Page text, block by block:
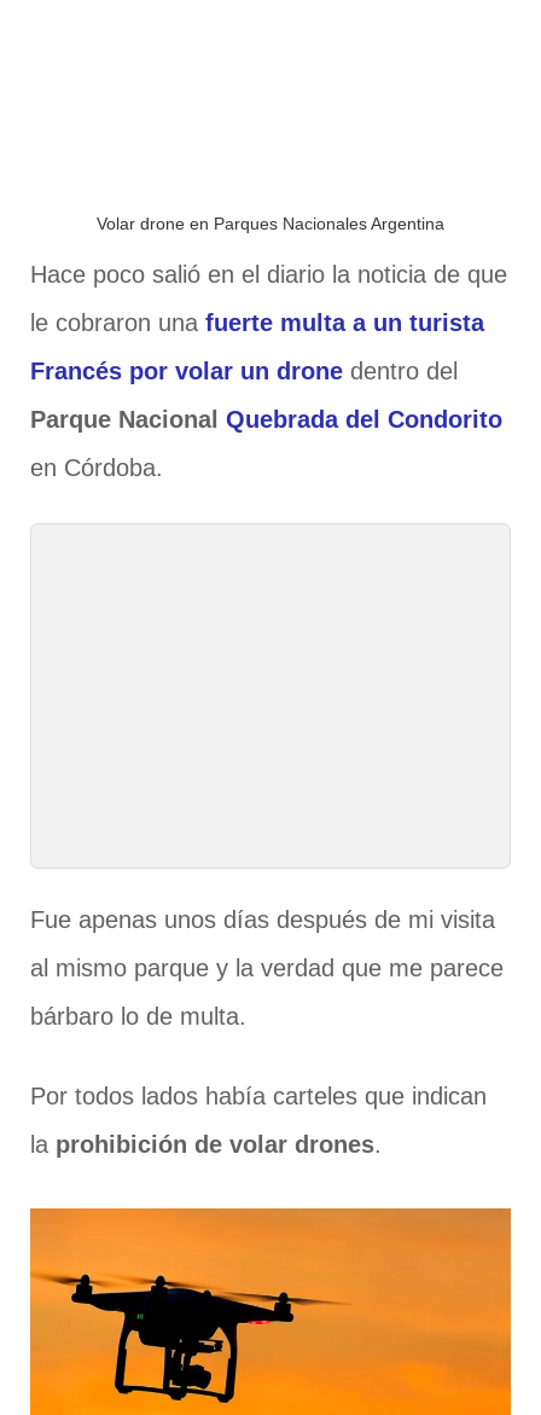
Volar drone en Parques Nacionales Argentina
Hace poco salió en el diario la noticia de que
le cobraron una fuerte multa a un turista
Francés por volar un drone dentro del
Parque Nacional Quebrada del Condorito
en Córdoba.
Fue apenas unos días después de mi visita
al mismo parque y la verdad que me parece
bárbaro lo de multa.
Por todos lados había carteles que indican
la prohibición de volar drones.